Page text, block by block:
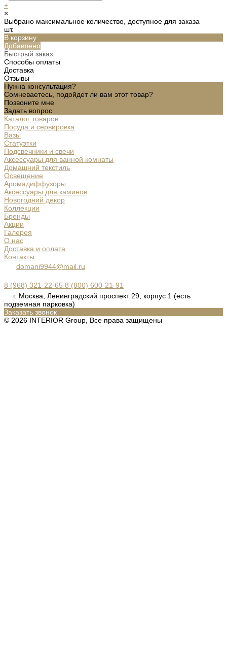
+
×
Выбрано максимальное количество, доступное для заказа
шт.
В корзину
Добавлено
Быстрый заказ
Способы оплаты
Доставка
Отзывы
Нужна консультация?
Сомневаетесь, подойдет ли вам этот товар?
Позвоните мне
Задать вопрос
Каталог товаров
Посуда и сервировка
Вазы
Статуэтки
Подсвечники и свечи
Аксессуары для ванной комнаты
Домашний текстиль
Освещение
Аромадиффузоры
Аксессуары для каминов
Новогодний декор
Коллекции
Бренды
Акции
Галерея
О нас
Доставка и оплата
Контакты
domani9944@mail.ru
8 (968) 321-22-65 8 (800) 600-21-91
г. Москва, Ленинградский проспект 29, корпус 1 (есть
подземная парковка)
Заказать звонок
© 2026 INTERIOR Group, Все права защищены